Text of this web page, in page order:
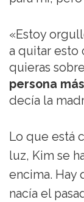
«Estoy
a quitar esto
quieras
persona
decía la
Lo que está
luz, Kim se
encima. Hay
nacía el